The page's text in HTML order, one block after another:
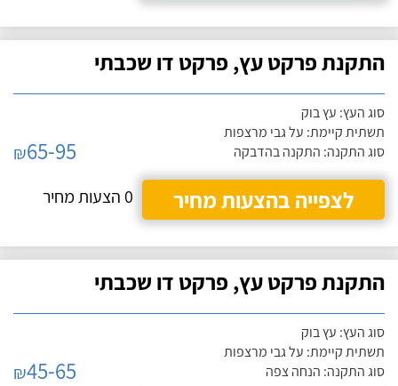
התקנת פרקט עץ, פרקט דו שכבתי
סוג העץ: עץ בוק
תשתית קיימת: על גבי מרצפות
סוג התקנה: התקנה בהדבקה
₪65-95
לצפייה בהצעות מחיר
0 הצעות מחיר
התקנת פרקט עץ, פרקט דו שכבתי
סוג העץ: עץ בוק
תשתית קיימת: על גבי מרצפות
סוג התקנה: הנחה צפה
₪45-65